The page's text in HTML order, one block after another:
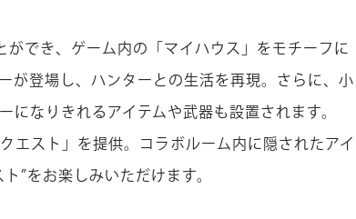
ができ、ゲーム内の「マイハウス」をモチーフに
が登場し、ハンターとの生活を再現。さらに、小
になりきれるアイテムや武器も設置されます。
エスト」を提供。コラボルーム内に隠されたアイ
”をお楽しみいただけます。